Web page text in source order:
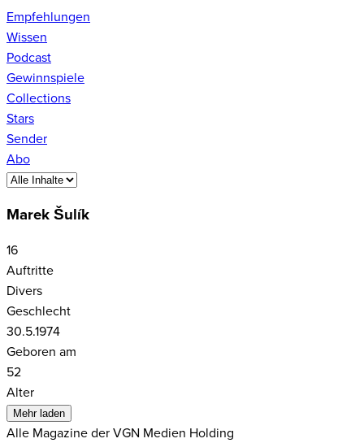
Empfehlungen
Wissen
Podcast
Gewinnspiele
Collections
Stars
Sender
Abo
Marek Šulík
16
Auftritte
Divers
Geschlecht
30.5.1974
Geboren am
52
Alter
Mehr laden
Alle Magazine der VGN Medien Holding